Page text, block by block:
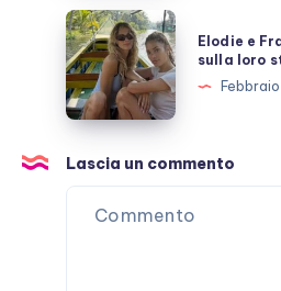
che
non
passa
Elodie
e
Franceska
Nuredini,
punto
sulla
Elodie e
sulla loro
Lascia un commento